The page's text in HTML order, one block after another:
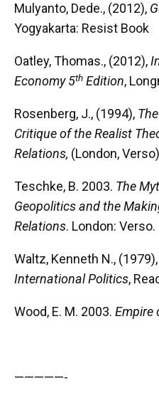
Mulyanto, Dede., (2012),
Yogyakarta: Resist Book
Oatley, Thomas., (2012),
Economy 5th Edition,
Rosenberg, J., (1994),
Critique of the Realist
Relations, (London,
Teschke, B. 2003. The
Geopolitics and the
Relations. London: Verso.
Waltz, Kenneth N., (1979),
International Politics,
Wood, E. M. 2003. Empire
—————-